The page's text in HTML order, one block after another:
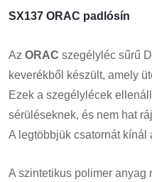
SX137 ORAC padlósín
Az ORAC szegélyléc sűrű
keverékből készült, amely
Ezek a szegélylécek
sérüléseknek, és nem hat
A legtöbbjük csatornát kínál
A szintetikus polimer anyag